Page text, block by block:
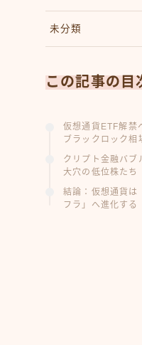
未分類
この記事の目
仮想通貨ETF解禁
ブラックロック相
クリプト金融バブ
大穴の低位株たち
結論：仮想通貨は
フラ」へ進化する